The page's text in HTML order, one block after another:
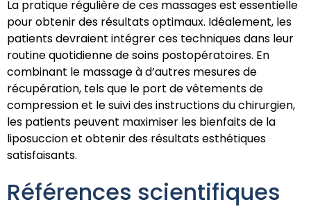
La pratique régulière de ces massages est essentielle
pour obtenir des résultats optimaux. Idéalement, les
patients devraient intégrer ces techniques dans leur
routine quotidienne de soins postopératoires. En
combinant le massage à d’autres mesures de
récupération, tels que le port de vêtements de
compression et le suivi des instructions du chirurgien,
les patients peuvent maximiser les bienfaits de la
liposuccion et obtenir des résultats esthétiques
satisfaisants.
Références scientifiques